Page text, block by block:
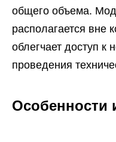
общего объема.
располагается вне
облегчает доступ к
проведения
Особенности